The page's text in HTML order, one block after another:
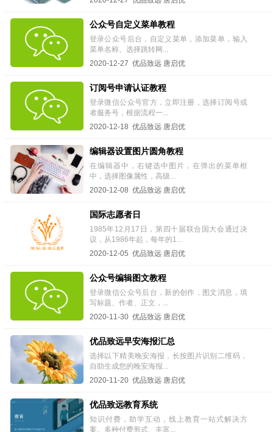
公众号自定义菜单教程
登录公众号后台，自定义菜单，添加菜单，输入
菜单名称、选择跳转网...
2020-12-27 优品致远 唐启优
订阅号申请认证教程
登录微信公众号官方，立即注册，选择订阅号或
者服务号，根据流程一...
2020-12-18 优品致远 唐启优
编辑器设置图片圆角教程
在编辑器中，右键选中图片，在弹出的菜单框
中，选择图像属性，高级...
2020-12-08 优品致远 唐启优
国际志愿者日
1985年12月17日，第四十届联合国大会通过决
议，从1986年起，每年的1...
2020-12-05 优品致远 唐启优
公众号编辑图文教程
登录微信公众号后台，新的创作，图文消息，填
写标题、作者、正文，...
2020-11-30 优品致远 唐启优
优品致远早安海报汇总
选择以下精美晚安海报，长按图片识别二维码，
自助生成您的晚安海报...
2020-11-20 优品致远 唐启优
优品致远教育系统
知识付费，助学互动，线上教育一站式解决方
案。多种付费形式、丰富...